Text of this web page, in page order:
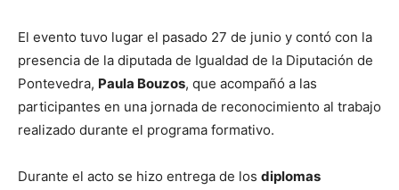
El evento tuvo lugar el pasado 27 de junio y contó con la
presencia de la diputada de Igualdad de la Diputación de
Pontevedra, Paula Bouzos, que acompañó a las
participantes en una jornada de reconocimiento al trabajo
realizado durante el programa formativo.
Durante el acto se hizo entrega de los diplomas